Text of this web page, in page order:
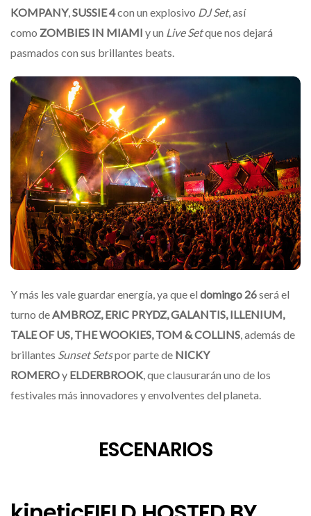
KOMPANY,SUSSIE 4con un explosivo DJ Set, así
como ZOMBIES IN MIAMI y un Live Setque nos dejará
pasmados con sus brillantes beats.
Y más les vale guardar energía, ya que el domingo 26será el
turno deAMBROZ, ERIC PRYDZ, GALANTIS, ILLENIUM,
TALE OF US, THE WOOKIES, TOM & COLLINS, además de
brillantes Sunset Setspor parte de NICKY
ROMEROy ELDERBROOK, que clausurarán uno de los
festivales más innovadores y envolventes del planeta.
ESCENARIOS